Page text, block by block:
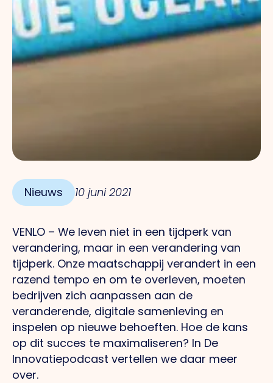
Nieuws 10 juni 2021
VENLO – We leven niet in een tijdperk van
verandering, maar in een verandering van
tijdperk. Onze maatschappij verandert in een
razend tempo en om te overleven, moeten
bedrijven zich aanpassen aan de
veranderende, digitale samenleving en
inspelen op nieuwe behoeften. Hoe de kans
op dit succes te maximaliseren? In De
Innovatiepodcast vertellen we daar meer
over.